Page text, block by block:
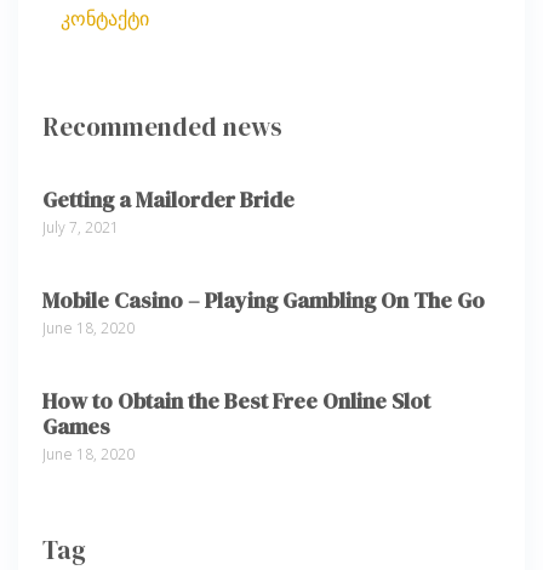
კონტაქტი
Recommended news
Getting a Mailorder Bride
July 7, 2021
Mobile Casino – Playing Gambling On The Go
June 18, 2020
How to Obtain the Best Free Online Slot
Games
June 18, 2020
Tag